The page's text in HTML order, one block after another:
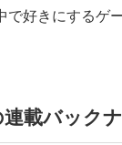
で好きにするゲ
載バック